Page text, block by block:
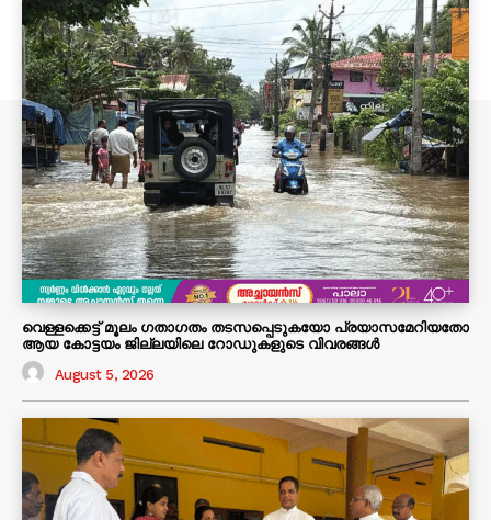
വെള്ളക്കെട്ട് മൂലം ഗതാഗതം തടസപ്പെടുകയോ പ്രയാസമേറിയതോ
ആയ കോട്ടയം ജില്ലയിലെ റോഡുകളുടെ വിവരങ്ങൾ
August 5, 2026